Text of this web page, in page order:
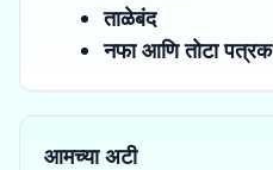
ताळेबंद
नफा आणि तोटा पत्रक
आमच्या अटी